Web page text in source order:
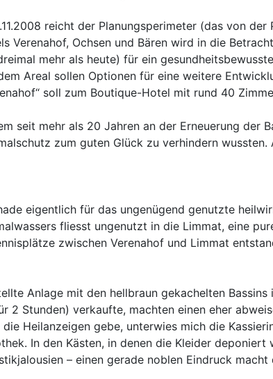
reicht der Planungsperimeter (das von
Verenahof, Ochsen und Bären wird in die
mehr als heute) für ein
Areal sollen Optionen für eine weitere
soll zum Boutique-Hotel mit rund 40
seit mehr als 20 Jahren an der Erneuerung der
zum guten Glück zu verhindern
eigentlich für das ungenügend genutzte
fliesst ungenutzt in die Limmat, eine
zwischen Verenahof und Limmat
Anlage mit den hellbraun gekachelten
2 Stunden) verkaufte, machten einen eher
Heilanzeigen gebe, unterwies mich die
In den Kästen, in denen die Kleider
– einen gerade noblen Eindruck macht